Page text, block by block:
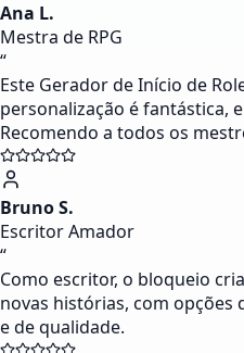
Ana L.
Mestra de RPG
“
Este Gerador de Início de
personalização é fantástica,
Recomendo a todos os
Bruno S.
Escritor Amador
“
Como escritor, o bloqueio
novas histórias, com opções
e de qualidade.